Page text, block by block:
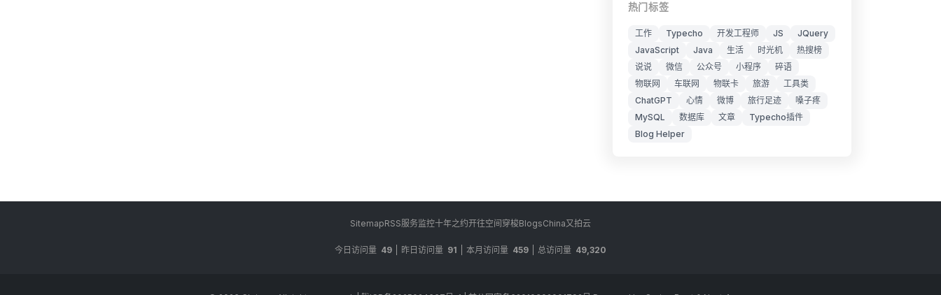
热门标签
工作 Typecho 开发工程师 JS
JQuery
JavaScript
Java 生活 时光机
热搜榜
说说
微信 公众号 小程序
碎语
物联网
车联网 物联卡 旅游
工具类
ChatGPT
心情 微博 旅行足迹
嗓子疼
MySQL
数据库 文章
Typecho插件
Blog Helper
SitemapRSS服务监控十年之约开往空间穿梭BlogsChina又拍云
今日访问量 49 昨日访问量 91 本月访问量 459 总访问量 49,320